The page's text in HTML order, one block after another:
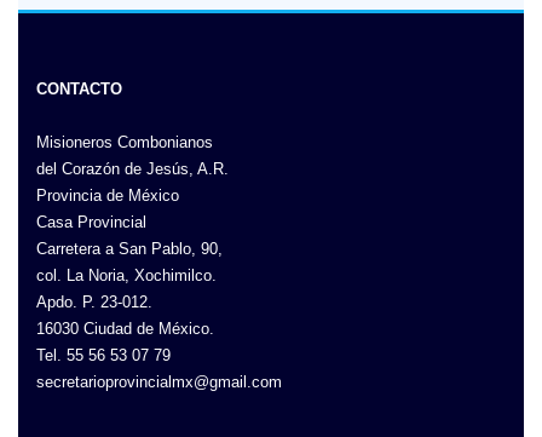
CONTACTO
Misioneros Combonianos
del Corazón de Jesús, A.R.
Provincia de México
Casa Provincial
Carretera a San Pablo, 90,
col. La Noria, Xochimilco.
Apdo. P. 23-012.
16030 Ciudad de México.
Tel. 55 56 53 07 79
secretarioprovincialmx@gmail.com